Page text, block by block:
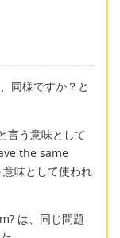
同様ですか？と
言う意味として
the same
味として使われ
は、同じ問題